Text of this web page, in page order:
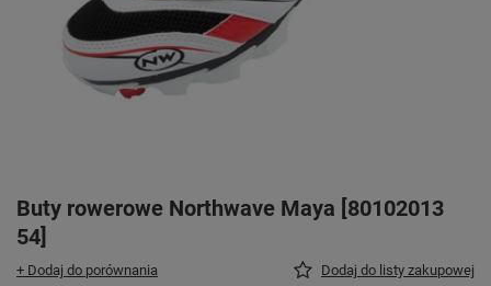
Buty rowerowe Northwave Maya [80102013
54]
+ Dodaj do porównania Dodaj do listy zakupowej